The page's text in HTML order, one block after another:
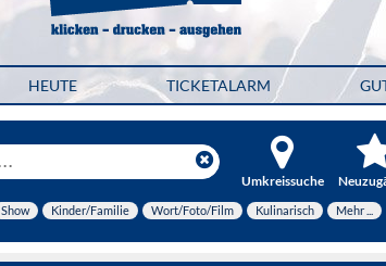
HEUTE TICKETALARM
Umkreissuche
Show Kinder/Familie Wort/Foto/Film Kulinarisch Mehr ...